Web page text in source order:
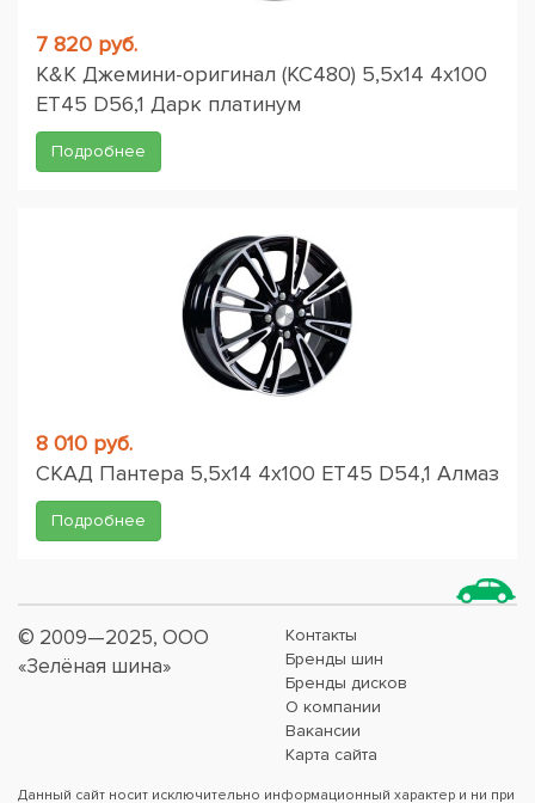
7 820 руб.
K&K Джемини-оригинал (КС480) 5,5x14 4x100
ET45 D56,1 Дарк платинум
Подробнее
8 010 руб.
СКАД Пантера 5,5x14 4x100 ET45 D54,1 Алмаз
Подробнее
© 2009—2025, ООО
«Зелёная шина»
Контакты
Бренды шин
Бренды дисков
О компании
Вакансии
Карта сайта
Данный сайт носит исключительно информационный характер и ни при